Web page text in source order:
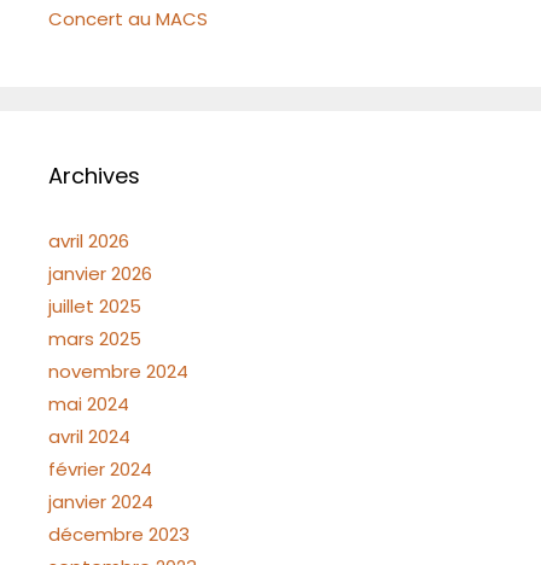
Concert au MACS
Archives
avril 2026
janvier 2026
juillet 2025
mars 2025
novembre 2024
mai 2024
avril 2024
février 2024
janvier 2024
décembre 2023